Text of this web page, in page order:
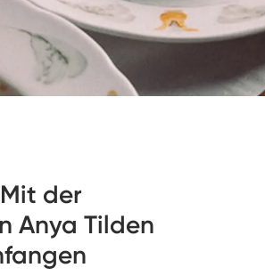
der
Anya Tilden